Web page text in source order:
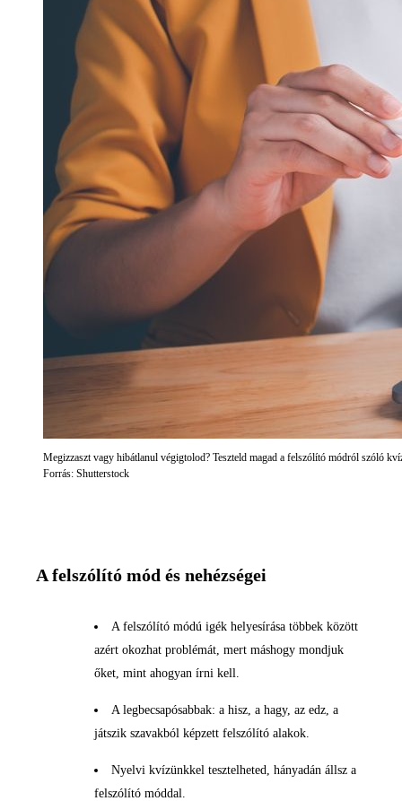
Megizzaszt vagy hibátlanul végigtolod? Teszteld magad a felszólító módról szóló
Forrás: Shutterstock
A felszólító mód és nehézségei
A felszólító módú igék helyesírása többek között
azért okozhat problémát, mert máshogy mondjuk
őket, mint ahogyan írni kell.
A legbecsapósabbak: a hisz, a hagy, az edz, a
játszik szavakból képzett felszólító alakok.
Nyelvi kvízünkkel tesztelheted, hányadán állsz a
felszólító móddal.